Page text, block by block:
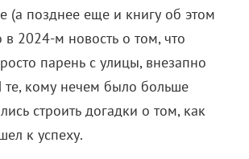
(а позднее еще и книгу об этом
в 2024-м новость о том, что
парень с улицы, внезапно
те, кому нечем было больше
строить догадки о том, как
к успеху.